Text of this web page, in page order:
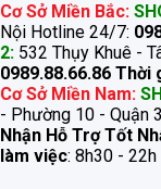
Cơ Sở Miền Bắc:
Nội Hotline 24/7:
2: 532 Thụy Khuê -
0989.88.66.86 Thời
Cơ Sở Miền Nam:
- Phường 10 - Quận
Nhận Hỗ Trợ Tốt
làm việc: 8h30 - 22h